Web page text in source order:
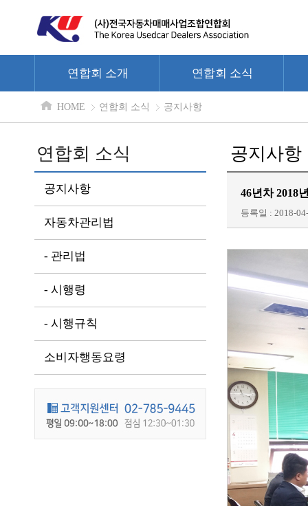
연합회 소개 연합회 소식
HOME 연합회 소식 공지사항
연합회 소식
공지사항
자동차관리법
- 관리법
- 시행령
- 시행규칙
소비자행동요령
공지사항
46년차 2018
등록일 : 2018-